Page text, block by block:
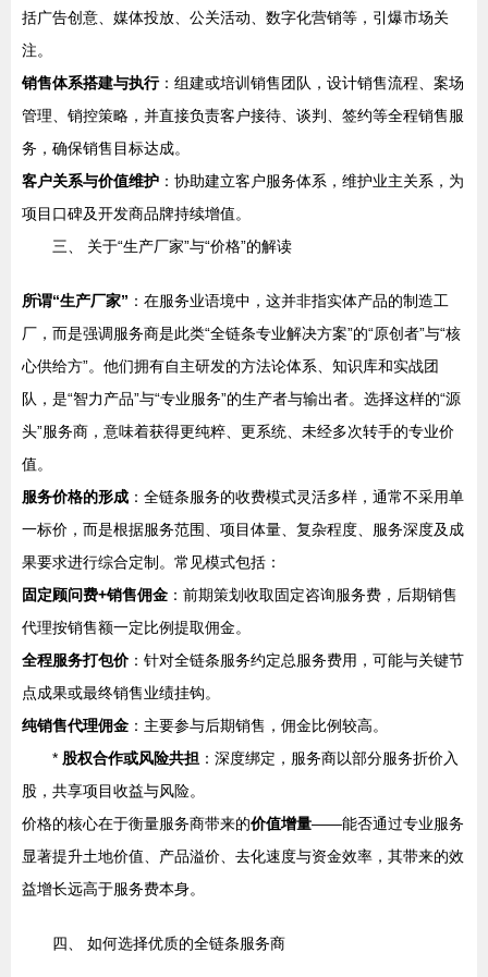
括广告创意、媒体投放、公关活动、数字化营销等，引爆市场关
注。
销售体系搭建与执行：组建或培训销售团队，设计销售流程、案场
管理、销控策略，并直接负责客户接待、谈判、签约等全程销售服
务，确保销售目标达成。
客户关系与价值维护 ：协助建立客户服务体系，维护业主关系，为
项目口碑及开发商品牌持续增值。
三、 关于“生产厂家”与“价格”的解读
所谓“生产厂家” ：在服务业语境中，这并非指实体产品的制造工
厂，而是强调服务商是此类“全链条专业解决方案”的“原创者”与“核
心供给方”。他们拥有自主研发的方法论体系、知识库和实战团
队，是“智力产品”与“专业服务”的生产者与输出者。选择这样的“源
头”服务商，意味着获得更纯粹、更系统、未经多次转手的专业价
值。
服务价格的形成 ：全链条服务的收费模式灵活多样，通常不采用单
一标价，而是根据服务范围、项目体量、复杂程度、服务深度及成
果要求进行综合定制。常见模式包括：
固定顾问费+销售佣金 ：前期策划收取固定咨询服务费，后期销售
代理按销售额一定比例提取佣金。
全程服务打包价：针对全链条服务约定总服务费用，可能与关键节
点成果或最终销售业绩挂钩。
纯销售代理佣金 ：主要参与后期销售，佣金比例较高。
* 股权合作或风险共担 ：深度绑定，服务商以部分服务折价入
股，共享项目收益与风险。
价格的核心在于衡量服务商带来的价值增量——能否通过专业服务
显著提升土地价值、产品溢价、去化速度与资金效率，其带来的效
益增长远高于服务费本身。
四、 如何选择优质的全链条服务商